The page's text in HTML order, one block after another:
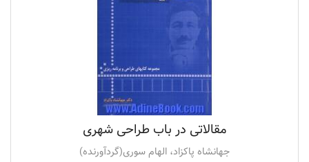
مقالاتی در باب طراحی شهری
جهانشاه پاکزاد، الهام سوری(گردآورنده)